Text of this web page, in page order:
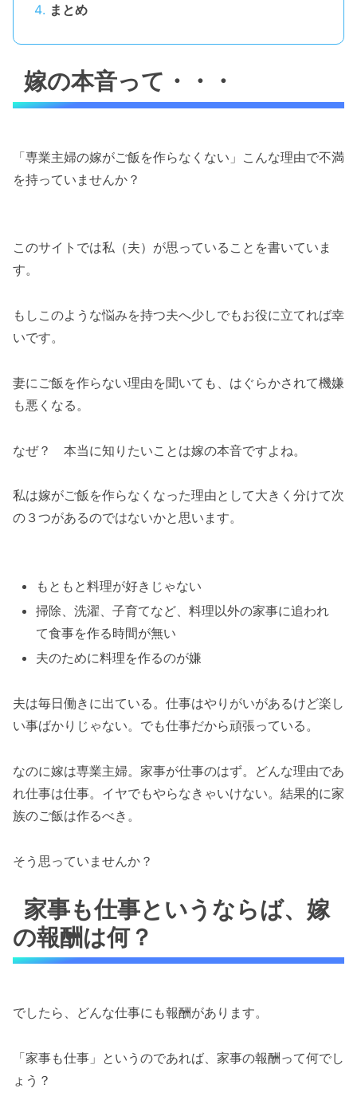
まとめ
嫁の本音って・・・
「専業主婦の嫁がご飯を作らなくない」こんな理由で不満
を持っていませんか？
このサイトでは私（夫）が思っていることを書いていま
す。
もしこのような悩みを持つ夫へ少しでもお役に立てれば幸
いです。
妻にご飯を作らない理由を聞いても、はぐらかされて機嫌
も悪くなる。
なぜ？ 本当に知りたいことは嫁の本音ですよね。
私は嫁がご飯を作らなくなった理由として大きく分けて次
の３つがあるのではないかと思います。
もともと料理が好きじゃない
掃除、洗濯、子育てなど、料理以外の家事に追われ
て食事を作る時間が無い
夫のために料理を作るのが嫌
夫は毎日働きに出ている。仕事はやりがいがあるけど楽し
い事ばかりじゃない。でも仕事だから頑張っている。
なのに嫁は専業主婦。家事が仕事のはず。どんな理由であ
れ仕事は仕事。イヤでもやらなきゃいけない。結果的に家
族のご飯は作るべき。
そう思っていませんか？
家事も仕事というならば、嫁
の報酬は何？
でしたら、どんな仕事にも報酬があります。
「家事も仕事」というのであれば、家事の報酬って何でし
ょう？